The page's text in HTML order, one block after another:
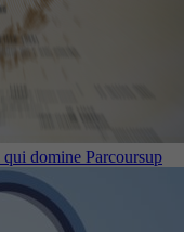
domine Parcoursup